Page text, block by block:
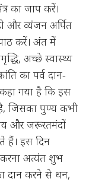
का जाप करें।
और व्यंजन अर्पित
करें। अंत में
अच्छे स्वास्थ्य
का पर्व दान-
कहा गया है कि इस
जिसका पुण्य कभी
और जरूरतमंदों
हैं। इस दिन
करना अत्यंत शुभ
दान करने से धन,